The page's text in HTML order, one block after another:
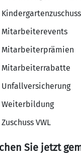
Kindergartenzuschuss
Mitarbeiterevents
Mitarbeiterprämien
Mitarbeiterrabatte
Unfallversicherung
Weiterbildung
Zuschuss VWL
Sie jetzt